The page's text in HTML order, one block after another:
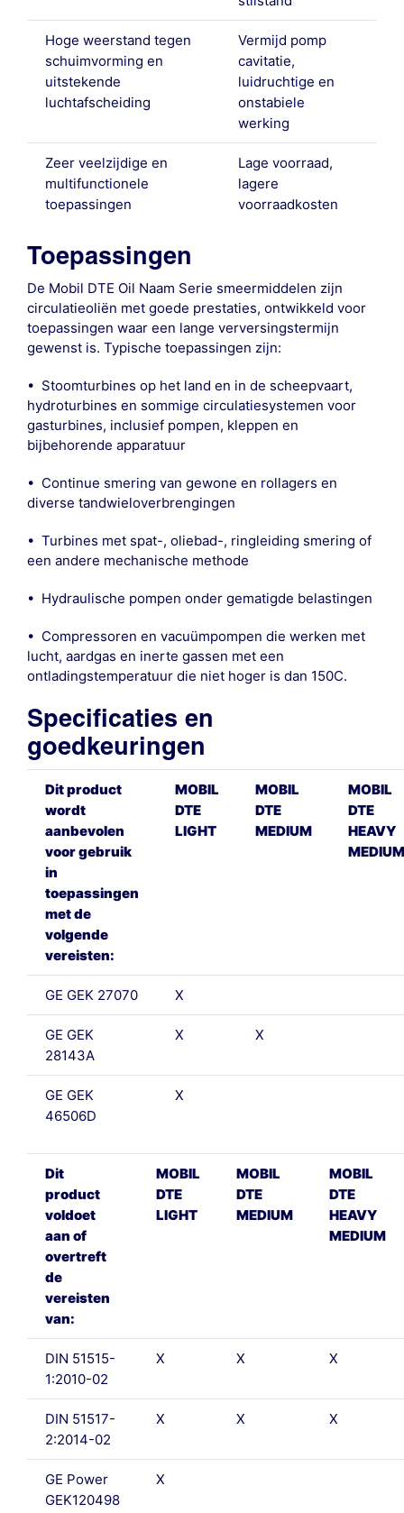
Hoge weerstand tegen
schuimvorming en
uitstekende
luchtafscheiding
Vermijd pomp
cavitatie,
luidruchtige en
onstabiele
werking
Zeer veelzijdige en
multifunctionele
toepassingen
Lage voorraad,
lagere
voorraadkosten
Toepassingen
De Mobil DTE Oil Naam Serie smeermiddelen zijn
circulatieoliën met goede prestaties, ontwikkeld voor
toepassingen waar een lange verversingstermijn
gewenst is. Typische toepassingen zijn:
• Stoomturbines op het land en in de scheepvaart,
hydroturbines en sommige circulatiesystemen voor
gasturbines, inclusief pompen, kleppen en
bijbehorende apparatuur
• Continue smering van gewone en rollagers en
diverse tandwieloverbrengingen
• Turbines met spat-, oliebad-, ringleiding smering of
een andere mechanische methode
• Hydraulische pompen onder gematigde belastingen
• Compressoren en vacuümpompen die werken met
lucht, aardgas en inerte gassen met een
ontladingstemperatuur die niet hoger is dan 150C.
Specificaties en
goedkeuringen
Dit product
wordt
aanbevolen
voor gebruik
in
toepassingen
met de
volgende
vereisten:
MOBIL
DTE
LIGHT
MOBIL
DTE
MEDIUM
MOBIL
DTE
HEAVY
MEDIUM
GE GEK 27070 X
GE GEK
28143A
X X
GE GEK
46506D
X
Dit
product
voldoet
aan of
overtreft
de
vereisten
van:
MOBIL
DTE
LIGHT
MOBIL
DTE
MEDIUM
MOBIL
DTE
HEAVY
MEDIUM
DIN 51515-
1:2010-02
X X X
DIN 51517-
2:2014-02
X X X
GE Power
GEK120498
X